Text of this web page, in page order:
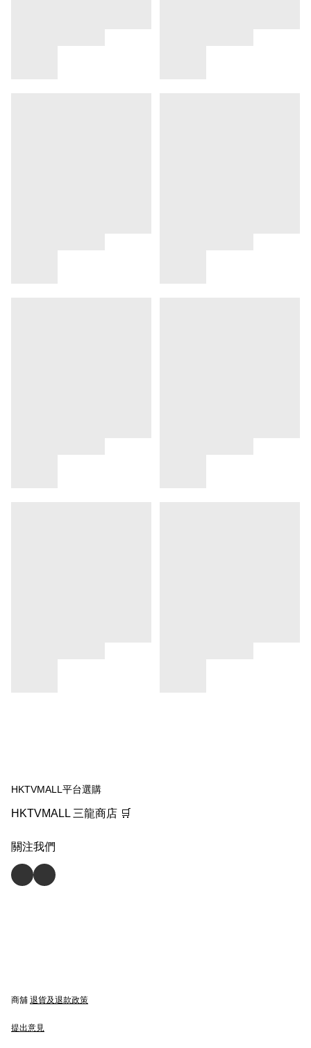
HKTVMALL平台選購
HKTVMALL 三龍商店 🛒
關注我們
商舖 退貨及退款政策
提出意見